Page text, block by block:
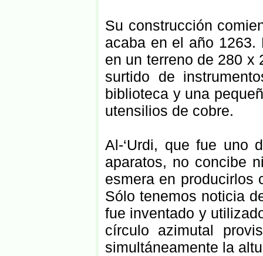
Su construcción
acaba en el año 1263.
en un terreno de 280 x
surtido de
biblioteca y una
utensilios de cobre.
Al-‘Urdi, que fue uno
aparatos, no concibe
esmera en producirlos
Sólo tenemos noticia
fue inventado y
círculo azimutal
simultáneamente la